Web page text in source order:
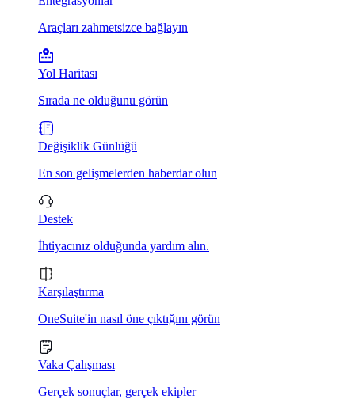
Araçları zahmetsizce bağlayın
Yol Haritası
Sırada ne olduğunu görün
Değişiklik Günlüğü
En son gelişmelerden haberdar olun
Destek
İhtiyacınız olduğunda yardım alın.
Karşılaştırma
OneSuite'in nasıl öne çıktığını görün
Vaka Çalışması
Gerçek sonuçlar, gerçek ekipler